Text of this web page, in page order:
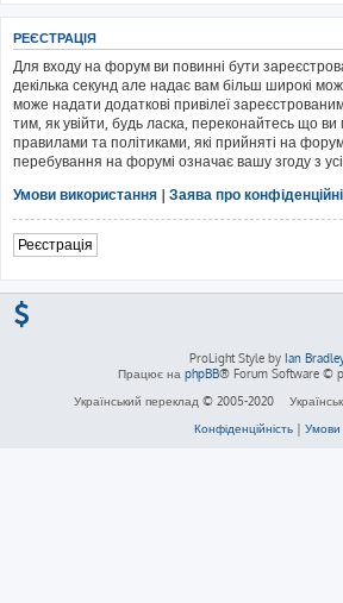
РЕЄСТРАЦІЯ
Для входу на форум ви повинні бути
декілька секунд але надає вам більш широкі
може надати додаткові привілеї
тим, як увійти, будь ласка, переконайтесь що ви
правилами та політиками, які прийняті на
перебування на форумі означає вашу згоду з
Умови використання | Заява про
Реєстрація
ProLight Style by Ian
Працює на phpBB® Forum Software ©
Український переклад © 2005-2020
Конфіденційність| Умови